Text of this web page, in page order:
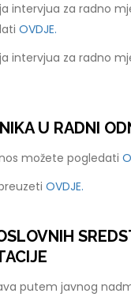
intervjua za radno
OVDJE.
intervjua za radno
U RADNI
možete pogledati
OVDJE.
putem javnog